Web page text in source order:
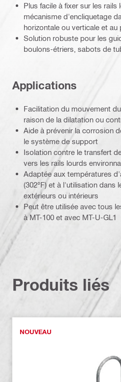
Plus facile à fixer sur les
mécanisme d'encliquetage
horizontale ou verticale et au
Solution robuste pour les
boulons-étriers, sabots de
Applications
Facilitation du mouvement
raison de la dilatation ou
Aide à prévenir la corrosion
le système de support
Isolation contre le transfert
vers les rails lourds
Adaptée aux températures
(302°F) et à l'utilisation dans
extérieurs ou intérieurs
Peut être utilisée avec tous
à MT-100 et avec MT-U-GL1
Produits liés
NOUVEAU